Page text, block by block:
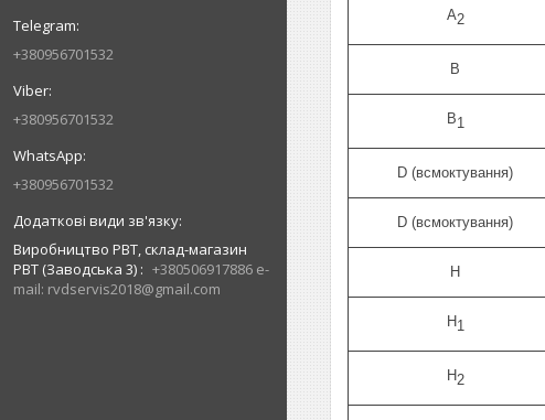
+380956701532
+380956701532
+380956701532
Виробництво РВТ, склад-магазин
РВТ (Заводська 3)
+380506917886 e-
mail: rvdservis2018@gmail.com
A2
B
B1
D (всмоктування)
D (всмоктування)
H
H1
H2